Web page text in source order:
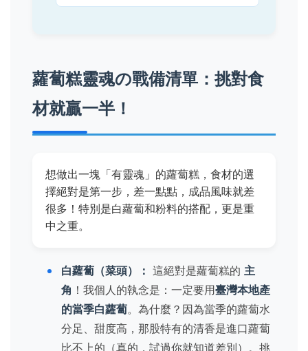
蘿蔔糕靈魂の戰備清單：挑對食
材就贏一半！
想做出一塊「有靈魂」的蘿蔔糕，食材的選
擇絕對是第一步，差一點點，成品風味就差
很多！特別是白蘿蔔和粉料的搭配，更是重
中之重。
白蘿蔔（菜頭）： 這絕對是蘿蔔糕的 主
角 ！我個人的執念是：一定要用臺灣本地產
的當季白蘿蔔。為什麼？因為當季的蘿蔔水
分足、甜度高，那股特有的清香是進口蘿蔔
比不上的（真的，試過你就知道差別）。挑